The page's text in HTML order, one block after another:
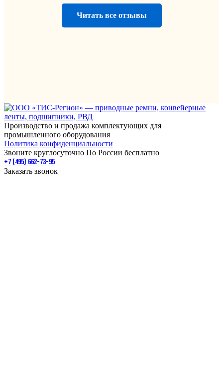
Читать все отзывы
Производство и продажа комплектующих для
промышленного оборудования
Политика конфиденциальности
Звоните круглосуточно По России бесплатно
+7 (495) 662-73-95
Заказать звонок